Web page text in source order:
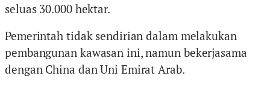
seluas 30.000 hektar.
Pemerintah tidak sendirian dalam melakukan
pembangunan kawasan ini, namun bekerjasama
dengan China dan Uni Emirat Arab.